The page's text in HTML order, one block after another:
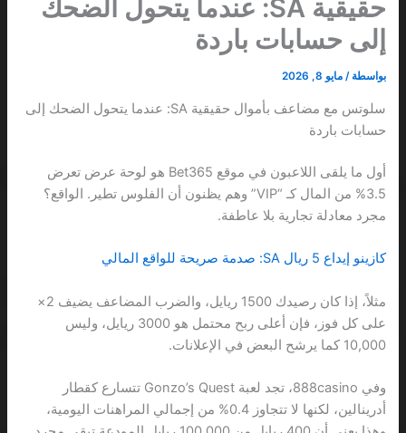
حقيقية SA: عندما يتحول الضحك
إلى حسابات باردة
بواسطة /مايو 8, 2026
سلوتس مع مضاعف بأموال حقيقية SA: عندما يتحول الضحك إلى
حسابات باردة
أول ما يلقى اللاعبون في موقع Bet365 هو لوحة عرض تعرض
3.5% من المال كـ “VIP” وهم يظنون أن الفلوس تطير. الواقع؟
مجرد معادلة تجارية بلا عاطفة.
كازينو إيداع 5 ريال SA: صدمة صريحة للواقع المالي
مثلاً، إذا كان رصيدك 1500 ريايل، والضرب المضاعف يضيف 2×
على كل فوز، فإن أعلى ربح محتمل هو 3000 ريايل، وليس
10,000 كما يرشح البعض في الإعلانات.
وفي 888casino، تجد لعبة Gonzo’s Quest تتسارع كقطار
أدرينالين، لكنها لا تتجاوز 0.4% من إجمالي المراهنات اليومية،